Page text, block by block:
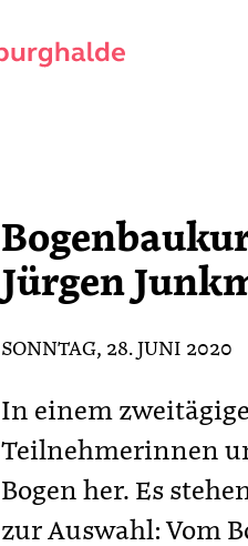
Jürgen
SONNTAG, 28. JUNI 2020
In einem
Teilnehmerinnen
Bogen her. Es
zur Auswahl: Vom